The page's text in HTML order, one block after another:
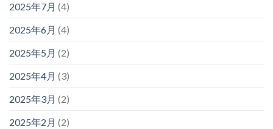
2025年7月 (4)
2025年6月 (4)
2025年5月 (2)
2025年4月 (3)
2025年3月 (2)
2025年2月 (2)